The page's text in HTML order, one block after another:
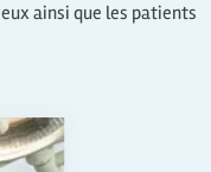
ainsi que les patients